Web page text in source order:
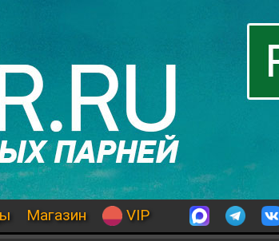
Магазин VIP